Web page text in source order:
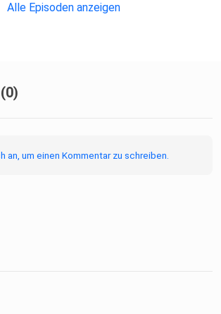
Alle Episoden anzeigen
an, um einen Kommentar zu schreiben.